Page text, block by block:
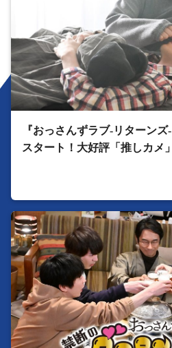
『おっさんずラブ-リターン
スタート！大好評「推しカメ